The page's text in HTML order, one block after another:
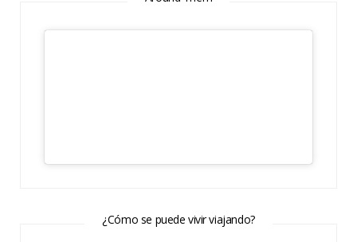
¿Cómo se puede vivir viajando?